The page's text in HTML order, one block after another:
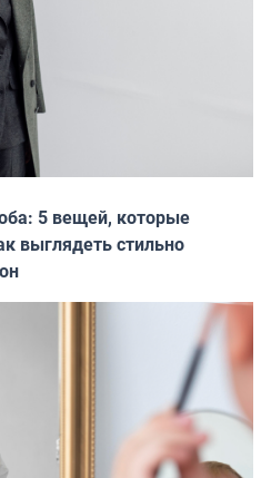
5 вещей, которые
выглядеть стильно